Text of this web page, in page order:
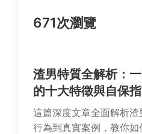
671次瀏覽
渣男特質全解析：
的十大特徵與自保
這篇深度文章全面解析
行為到真實案例，教你